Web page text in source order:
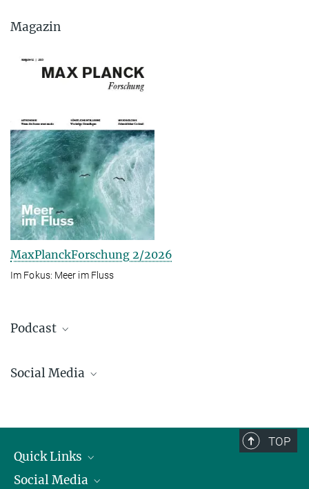
Magazin
MaxPlanckForschung 2/2026
Im Fokus: Meer im Fluss
Podcast
Social Media
Mastodon
TikTok
Youtube
TOP
Quick Links
Präsident
Social Media